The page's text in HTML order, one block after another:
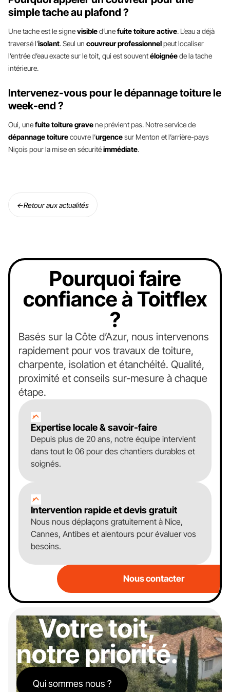
simple tache au plafond ?
Une tache est le signevisibled’unefuite toiture active. L’eau a déjà
traversé l’isolant. Seul un couvreur professionnelpeut localiser
l’entrée d’eau exacte sur le toit, qui est souventéloignéede la tache
intérieure.
Intervenez-vous pour le dépannage toiture le
week-end ?
Oui, unefuite toiture gravene prévient pas. Notre service de
dépannage toiturecouvre l’urgencesur Menton et l’arrière-pays
Niçois pour la mise en sécuritéimmédiate.
←Retour aux actualités
Pourquoi faire
confiance à Toitflex
?
Basés sur la Côte d’Azur, nous intervenons
rapidement pour vos travaux de toiture,
charpente, isolation et étanchéité. Qualité,
proximité et conseils sur-mesure à chaque
étape.
Expertise locale & savoir-faire
Depuis plus de 20 ans, notre équipe intervient
dans tout le 06 pour des chantiers durables et
soignés.
Intervention rapide et devis gratuit
Nous nous déplaçons gratuitement à Nice,
Cannes, Antibes et alentours pour évaluer vos
besoins.
Nous contacter
Votre toit,
notre priorité.
Qui sommes nous ?